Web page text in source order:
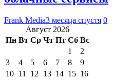
Frank Media3 месяца спустя 0
Август 2026
Пн Вт Ср Чт Пт Сб Вс
1
2
3
4 5 6 7 8
9
10 11 12 13 14 15 16